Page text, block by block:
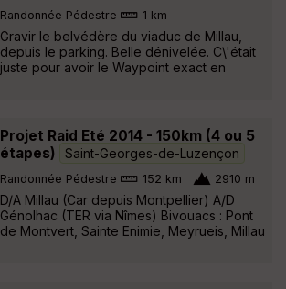
Randonnée Pédestre 1 km
Gravir le belvédère du viaduc de Millau,
depuis le parking. Belle dénivelée. C\'était
juste pour avoir le Waypoint exact en
Projet Raid Eté 2014 - 150km (4 ou 5
étapes)
Saint-Georges-de-Luzençon
Randonnée Pédestre 152 km 2910 m
D/A Millau (Car depuis Montpellier) A/D
Génolhac (TER via Nîmes) Bivouacs : Pont
de Montvert, Sainte Enimie, Meyrueis, Millau